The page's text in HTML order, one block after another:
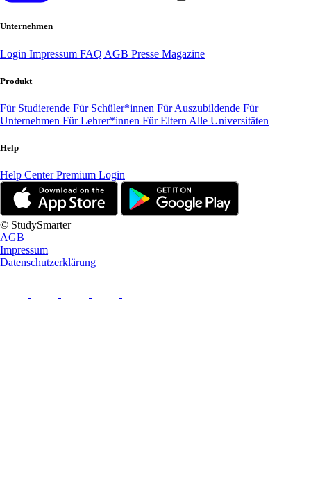
Unternehmen
Login Impressum FAQ AGB Presse Magazine
Produkt
Für Studierende Für Schüler*innen Für Auszubildende Für
Unternehmen Für Lehrer*innen Für Eltern Alle Universitäten
Help
Help CenterPremium Login
© StudySmarter
AGB
Impressum
Datenschutzerklärung